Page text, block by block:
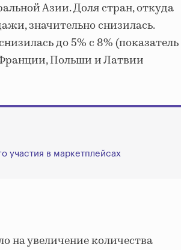
Азии. Доля стран, откуда
значительно снизилась.
до 5% с 8% (показатель
Франции, Польши и Латвии
участия в маркетплейсах
на увеличение количества